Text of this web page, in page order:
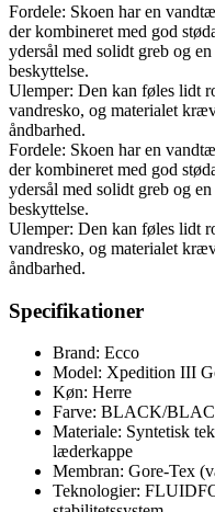
Fordele: Skoen har en
der kombineret med god
ydersål med solidt greb og
beskyttelse.
Ulemper: Den kan føles lidt
vandresko, og materialet
åndbarhed.
Fordele: Skoen har en
der kombineret med god
ydersål med solidt greb og
beskyttelse.
Ulemper: Den kan føles lidt
vandresko, og materialet
åndbarhed.
Specifikationer
Brand: Ecco
Model: Xpedition III
Køn: Herre
Farve: BLACK/
Materiale: Syntetisk
læderkappe
Membran: Gore-Tex
Teknologier: